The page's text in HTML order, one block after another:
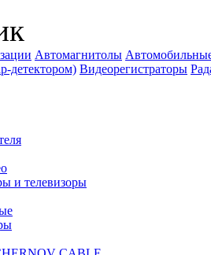
Автомагнитолы
детектором) Видеорегистраторы
и телевизоры